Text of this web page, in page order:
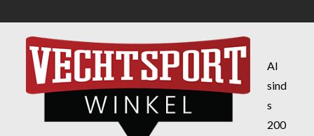
Al
sind
s
200